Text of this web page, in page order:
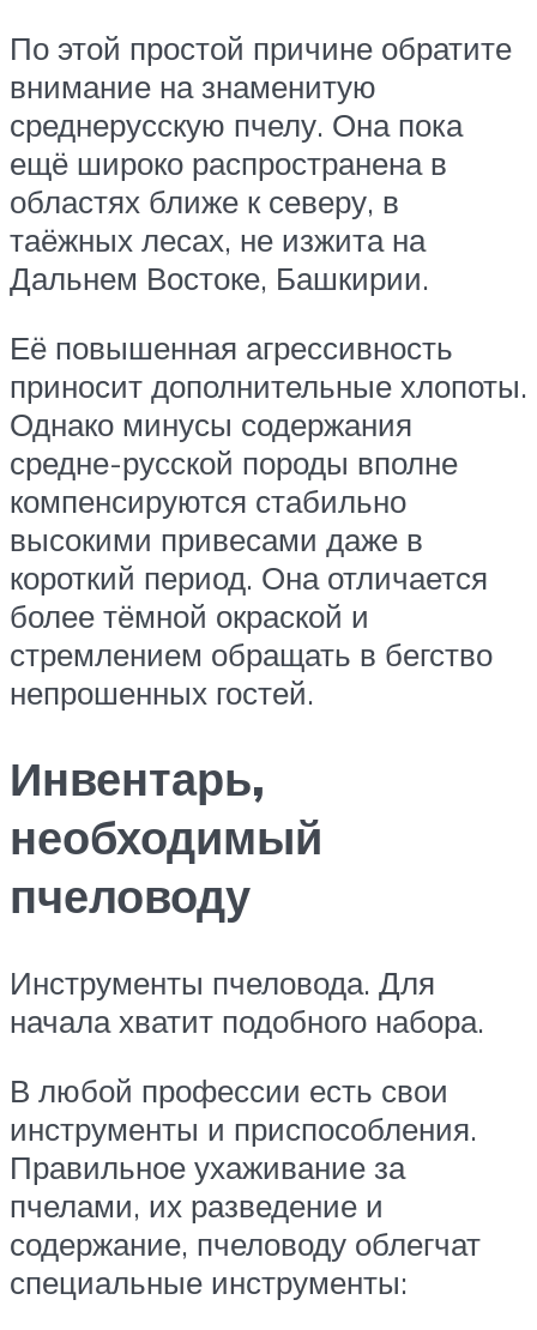
По этой простой причине обратите
внимание на знаменитую
среднерусскую пчелу. Она пока
ещё широко распространена в
областях ближе к северу, в
таёжных лесах, не изжита на
Дальнем Востоке, Башкирии.
Её повышенная агрессивность
приносит дополнительные хлопоты.
Однако минусы содержания
средне-русской породы вполне
компенсируются стабильно
высокими привесами даже в
короткий период. Она отличается
более тёмной окраской и
стремлением обращать в бегство
непрошенных гостей.
Инвентарь,
необходимый
пчеловоду
Инструменты пчеловода. Для
начала хватит подобного набора.
В любой профессии есть свои
инструменты и приспособления.
Правильное ухаживание за
пчелами, их разведение и
содержание, пчеловоду облегчат
специальные инструменты: